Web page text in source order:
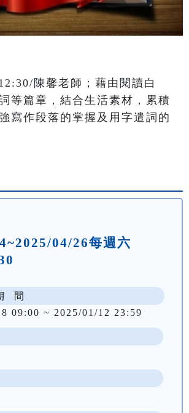
陳馨老師；藉由閱讀白
等篇章，結合生活素材，累積
寫作段落的掌握及用字遣詞的
04/26每週六
間
09:00 ~ 2025/01/12 23:59